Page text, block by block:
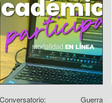
Conversatorio: Guerra